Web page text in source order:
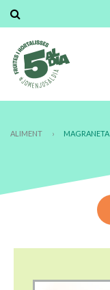
ALIMENT › MAGRANETA